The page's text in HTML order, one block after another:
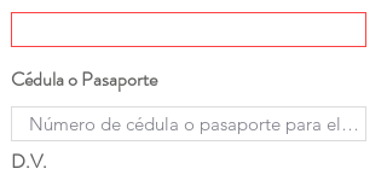
Cédula o Pasaporte
D.V.